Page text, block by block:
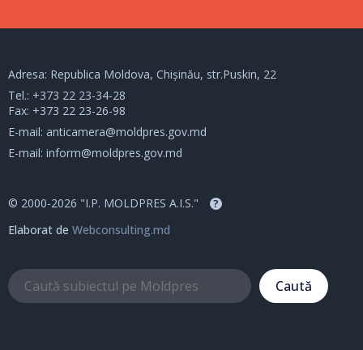
Adresa: Republica Moldova, Chișinău, str.Puskin, 22
Tel.: +373 22 23-34-28
Fax: +373 22 23-26-98
E-mail: anticamera@moldpres.gov.md
E-mail: inform@moldpres.gov.md
© 2000-2026 "I.P. MOLDPRES A.I.S." ?
Elaborat de Webconsulting.md
Caută